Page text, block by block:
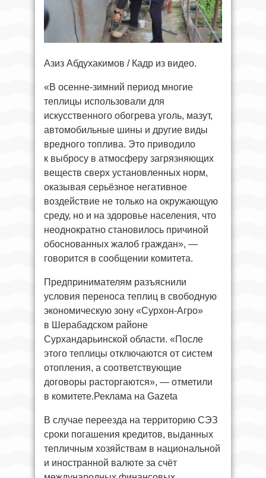
Азиз Абдухакимов / Кадр из видео.
«В осенне-зимний период многие
теплицы использовали для
искусственного обогрева уголь, мазут,
автомобильные шины и другие виды
вредного топлива. Это приводило
к выбросу в атмосферу загрязняющих
веществ сверх установленных норм,
оказывая серьёзное негативное
воздействие не только на окружающую
среду, но и на здоровье населения, что
неоднократно становилось причиной
обоснованных жалоб граждан», —
говорится в сообщении комитета.
Предпринимателям разъяснили
условия переноса теплиц в свободную
экономическую зону «Сурхон-Агро»
в Шерабадском районе
Сурхандарьинской области. «После
этого теплицы отключаются от систем
отопления, а соответствующие
договоры расторгаются», — отметили
в комитете.Реклама на Gazeta
В случае переезда на территорию СЭЗ
сроки погашения кредитов, выданных
тепличным хозяйствам в национальной
и иностранной валюте за счёт